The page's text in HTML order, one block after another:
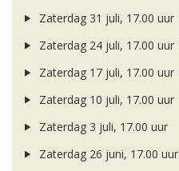
Zaterdag 31 juli, 17.00 uur
Zaterdag 24 juli, 17.00 uur
Zaterdag 17 juli, 17.00 uur
Zaterdag 10 juli, 17.00 uur
Zaterdag 3 juli, 17.00 uur
Zaterdag 26 juni, 17.00 uur